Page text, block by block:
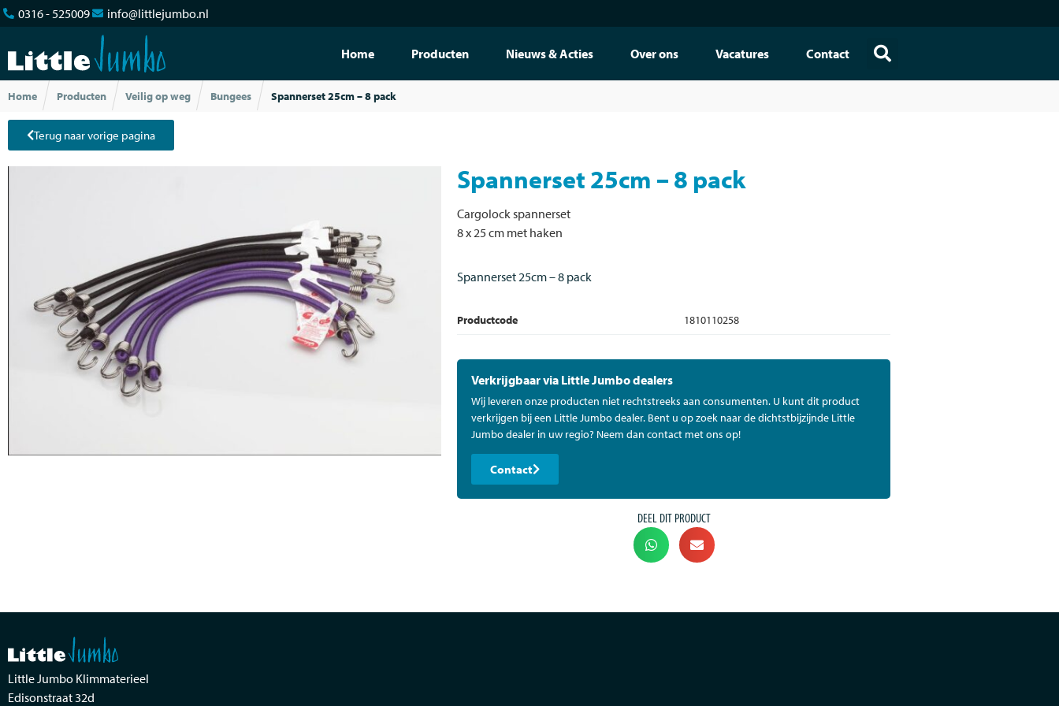
0316 - 525009 info@littlejumbo.nl
Home Producten Nieuws & Acties Over ons Vacatures Contact
Home Producten Veilig op weg Bungees Spannerset 25cm – 8 pack
Terug naar vorige pagina
Spannerset 25cm – 8 pack
Cargolock spannerset
8 x 25 cm met haken
Spannerset 25cm – 8 pack
Productcode 1810110258
Verkrijgbaar via Little Jumbo dealers
Wij leveren onze producten niet rechtstreeks aan consumenten. U kunt dit product
verkrijgen bij een Little Jumbo dealer. Bent u op zoek naar de dichtstbijzijnde Little
Jumbo dealer in uw regio? Neem dan contact met ons op!
Contact
DEEL DIT PRODUCT
Little Jumbo Klimmaterieel
Edisonstraat 32d